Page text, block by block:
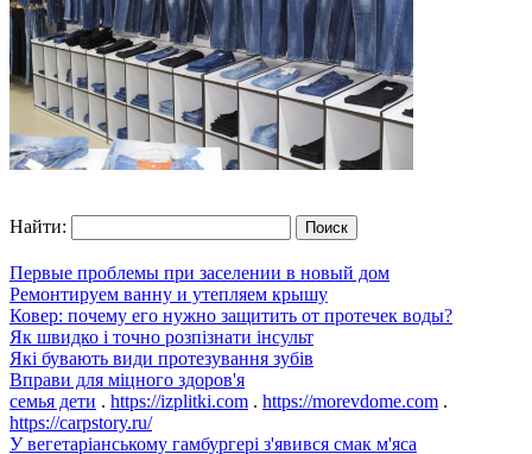
Найти:
Первые проблемы при заселении в новый дом
Ремонтируем ванну и утепляем крышу
Ковер: почему его нужно защитить от протечек воды?
Як швидко і точно розпізнати інсульт
Які бувають види протезування зубів
Вправи для міцного здоров'я
семья дети . https://izplitki.com . https://morevdome.com .
https://carpstory.ru/
У вегетаріанському гамбургері з'явився смак м'яса